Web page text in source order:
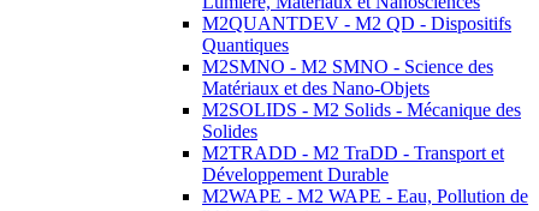
M2QUANTDEV - M2 QD - Dispositifs
Quantiques
M2SMNO - M2 SMNO - Science des
Matériaux et des Nano-Objets
M2SOLIDS - M2 Solids - Mécanique des
Solides
M2TRADD - M2 TraDD - Transport et
Développement Durable
M2WAPE - M2 WAPE - Eau, Pollution de